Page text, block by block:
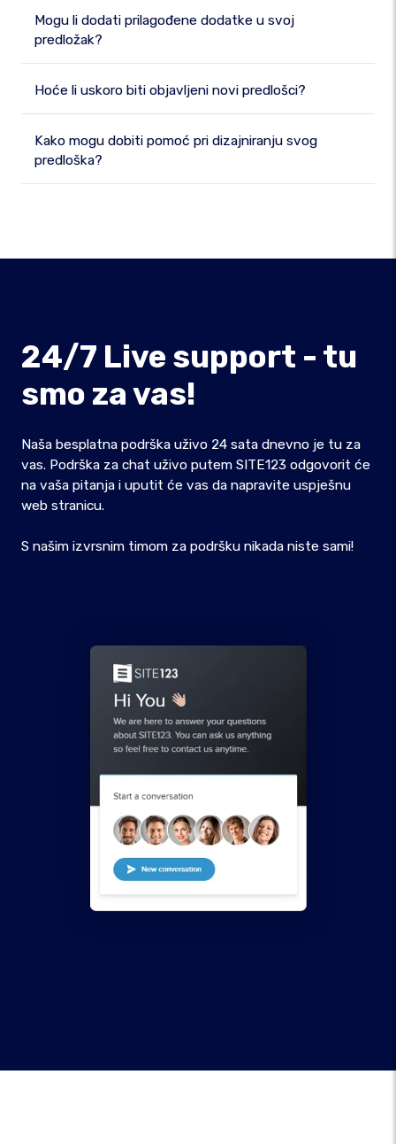
Mogu li dodati prilagođene dodatke u svoj
predložak?
Hoće li uskoro biti objavljeni novi predlošci?
Kako mogu dobiti pomoć pri dizajniranju svog
predloška?
24/7 Live support - tu
smo za vas!
Naša besplatna podrška uživo 24 sata dnevno je tu za
vas. Podrška za chat uživo putem SITE123 odgovorit će
na vaša pitanja i uputit će vas da napravite uspješnu
web stranicu.
S našim izvrsnim timom za podršku nikada niste sami!